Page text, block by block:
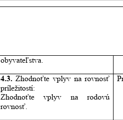
obyvateľstva.
4.3. Zhodnoťte vplyv na rovnosť
príležitostí:
Zhodnoťte
vplyv na
rodovú
rovnosť.